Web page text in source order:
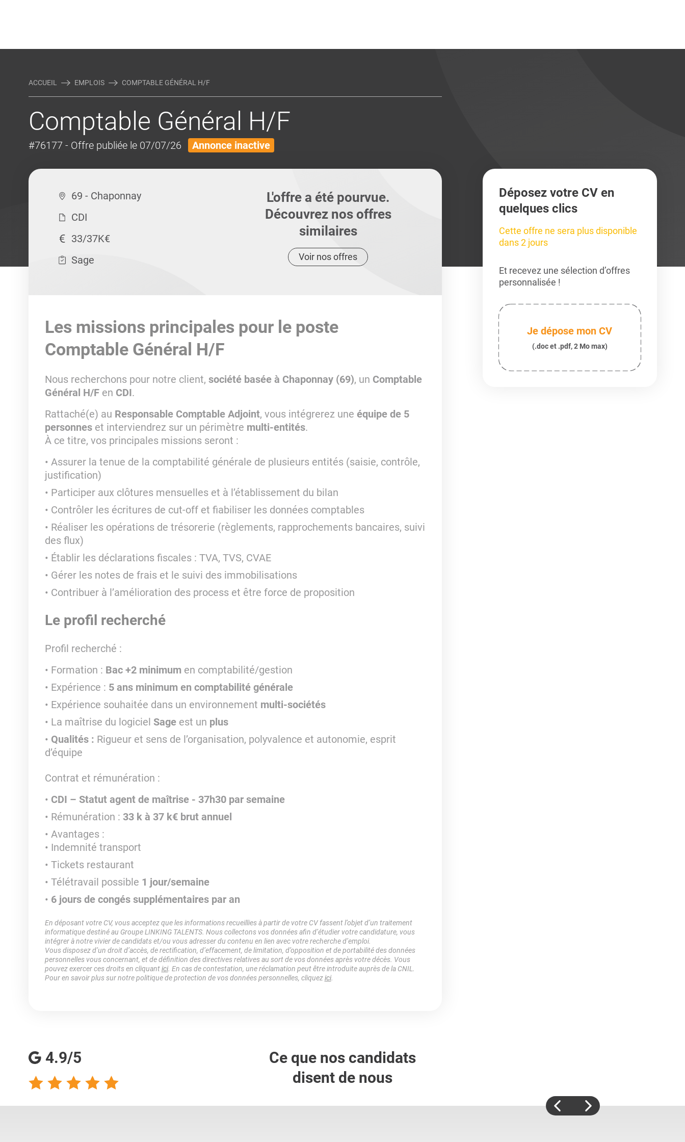
ACCUEIL EMPLOIS COMPTABLE GÉNÉRAL H/F
Comptable Général H/F
#76177 - Offre publiée le 07/07/26 Annonce inactive
69 - Chaponnay
CDI
33/37K€
Sage
L'offre a été pourvue.
Découvrez nos offres
similaires
Voir nos offres
Les missions principales pour le poste
Comptable Général H/F
Nous recherchons pour notre client, société basée à Chaponnay (69), un Comptable
Général H/F en CDI.
Rattaché(e) au Responsable Comptable Adjoint, vous intégrerez une équipe de 5
personneset interviendrez sur un périmètre multi-entités.
À ce titre, vos principales missions seront :
Assurer la tenue de la comptabilité générale de plusieurs entités (saisie, contrôle,
justification)
Participer aux clôtures mensuelles et à l’établissement du bilan
Contrôler les écritures de cut-off et fiabiliser les données comptables
Réaliser les opérations de trésorerie (règlements, rapprochements bancaires, suivi
des flux)
Établir les déclarations fiscales : TVA, TVS, CVAE
Gérer les notes de frais et le suivi des immobilisations
Contribuer à l’amélioration des process et être force de proposition
Le profil recherché
Profil recherché :
Formation : Bac +2 minimumen comptabilité/gestion
Expérience : 5 ans minimum en comptabilité générale
Expérience souhaitée dans un environnement multi-sociétés
La maîtrise du logiciel Sageest un plus
Qualités : Rigueur et sens de l’organisation, polyvalence et autonomie, esprit
d’équipe
Contrat et rémunération :
CDI – Statut agent de maîtrise - 37h30 par semaine
Rémunération : 33 k à 37 k€ brut annuel
Avantages :
Indemnité transport
Tickets restaurant
Télétravail possible 1 jour/semaine
6 jours de congés supplémentaires par an
En déposant votre CV, vous acceptez que les informations recueillies à partir de votre CV fassent l’objet d’un traitement
informatique destiné au Groupe LINKING TALENTS. Nous collectons vos données afin d’étudier votre candidature, vous
intégrer à notre vivier de candidats et/ou vous adresser du contenu en lien avec votre recherche d’emploi.
Vous disposez d’un droit d’accès, de rectification, d’effacement, de limitation, d’opposition et de portabilité des données
personnelles vous concernant, et de définition des directives relatives au sort de vos données après votre décès. Vous
pouvez exercer ces droits en cliquantici. En cas de contestation, une réclamation peut être introduite auprès de la CNIL.
Pour en savoir plus sur notre politique de protection de vos données personnelles, cliquezici.
Déposez votre CV en
quelques clics
Cette offre ne sera plus disponible
dans 2 jours
Et recevez une sélection d’offres
personnalisée !
Je dépose mon CV
(.doc et .pdf, 2 Mo max)
4.9/5
Ce que nos candidats
disent de nous